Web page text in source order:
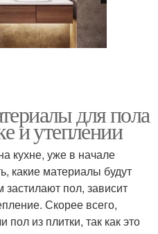
для пола
и утеплении
кухне, уже в начале
какие материалы будут
застилают пол, зависит
Скорее всего,
пол из плитки, так как это